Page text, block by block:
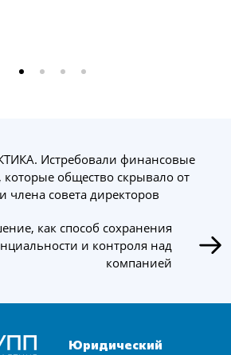
Истребовали финансовые
общество скрывало от
члена совета директоров
как способ сохранения
и контроля над
компанией
Юридический